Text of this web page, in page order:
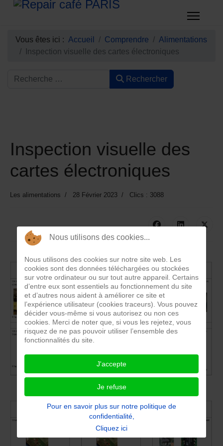
Vous êtes ici : Accueil Comprendre
Alimentations
Inspection visuelle des cartes électroniques
Rechercher
Inspection visuelle des
cartes électroniques
Les alimentations 28 Février 2023 Clics : 3088
Nous utilisons des cookies...
Nous utilisons des cookies sur notre site web. Les
cookies sont des données téléchargées ou stockées
sur votre ordinateur ou sur tout autre appareil. Certains
d’entre eux sont essentiels au fonctionnement du site
et d’autres nous aident à améliorer ce site et
l’expérience utilisateur (cookies traceurs). Vous pouvez
décider vous-même si vous autorisez ou non ces
cookies. Merci de noter que, si vous les rejetez, vous
risquez de ne pas pouvoir utiliser l’ensemble des
fonctionnalités du site.
J'accepte
Je refuse
Pour en savoir plus sur notre politique de
confidentialité,
Cliquez ici